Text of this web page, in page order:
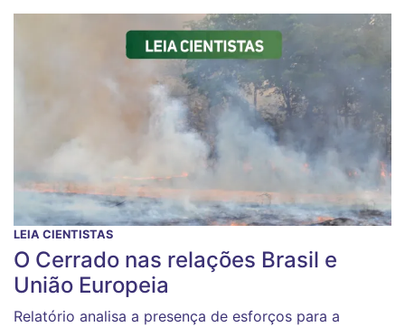
LEIA CIENTISTAS
O Cerrado nas relações Brasil e
União Europeia
Relatório analisa a presença de esforços para a